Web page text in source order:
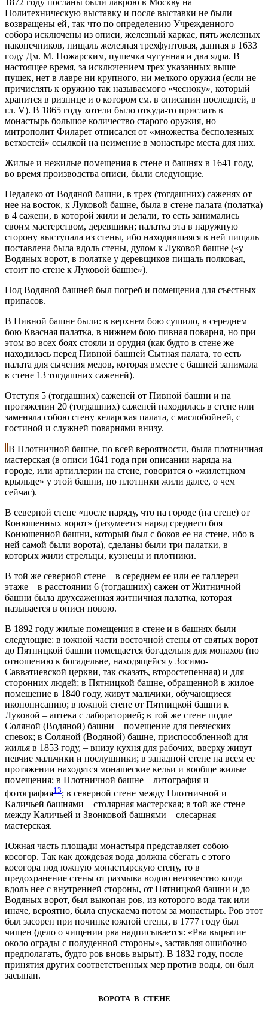
1872 году посланы были лаврою в Москву на
Политехническую выставку и после выставки не были
возвращены ей, так что по определению Учрежденного
собора исключены из описи, железный каркас, пять железных
наконечников, пищаль железная трехфунтовая, данная в 1633
году Дм. М. Пожарским, пушечка чугунная и два ядра. В
настоящее время, за исключением трех указанных выше
пушек, нет в лавре ни крупного, ни мелкого оружия (если не
причислять к оружию так называемого «чесноку», который
хранится в ризнице и о котором см. в описании последней, в
гл. V). В 1865 году хотели было откуда-то прислать в
монастырь большое количество старого оружия, но
митрополит Филарет отписался от «множества бесполезных
ветхостей» ссылкой на неимение в монастыре места для них.
Жилые и нежилые помещения в стене и башнях в 1641 году,
во время производства описи, были следующие.
Недалеко от Водяной башни, в трех (тогдашних) саженях от
нее на восток, к Луковой башне, была в стене палата (полатка)
в 4 сажени, в которой жили и делали, то есть занимались
своим мастерством, деревщики; палатка эта в наружную
сторону выступала из стены, ибо находившаяся в ней пищаль
поставлена была вдоль стены, дулом к Луковой башне («у
Водяных ворот, в полатке у деревщиков пищаль полковая,
стоит по стене к Луковой башне»).
Под Водяной башней был погреб и помещения для съестных
припасов.
В Пивной башне были: в верхнем бою сушило, в середнем
бою Квасная палатка, в нижнем бою пивная поварня, но при
этом во всех боях стояли и орудия (как будто в стене же
находилась перед Пивной башней Сытная палата, то есть
палата для сычения медов, которая вместе с башней занимала
в стене 13 тогдашних саженей).
Отступя 5 (тогдашних) саженей от Пивной башни и на
протяжении 20 (тогдашних) саженей находилась в стене или
заменяла собою стену келарская палата, с маслобойней, с
гостиной и служней поварнями внизу.
В Плотничной башне, по всей вероятности, была плотничная
мастерская (в описи 1641 года при описании наряда на
городе, или артиллерии на стене, говорится о «жилетцком
крыльце» у этой башни, но плотники жили далее, о чем
сейчас).
В северной стене «после наряду, что на городе (на стене) от
Конюшенных ворот» (разумеется наряд среднего боя
Конюшенной башни, который был с боков ее на стене, ибо в
ней самой были ворота), сделаны были три палатки, в
которых жили стрельцы, кузнецы и плотники.
В той же северной стене – в середнем ее или ее галлереи
этаже – в расстоянии 6 (тогдашних) сажен от Житничной
башни была двухсаженная житничная палатка, которая
называется в описи новою.
В 1892 году жилые помещения в стене и в башнях были
следующие: в южной части восточной стены от святых ворот
до Пятницкой башни помещается богадельня для монахов (по
отношению к богадельне, находящейся у Зосимо-
Савватиевской церкви, так сказать, второстепенная) и для
сторонних людей; в Пятницкой башне, обращенной в жилое
помещение в 1840 году, живут мальчики, обучающиеся
иконописанию; в южной стене от Пятницкой башни к
Луковой – аптека с лабораторией; в той же стене подле
Соляной (Водяной) башни – помещение для певческих
спевок; в Соляной (Водяной) башне, приспособленной для
жилья в 1853 году, – внизу кухня для рабочих, вверху живут
певчие мальчики и послушники; в западной стене на всем ее
протяжении находятся монашеские кельи и вообще жилые
помещения; в Плотничной башне – литография и
фотография13; в северной стене между Плотничной и
Каличьей башнями – столярная мастерская; в той же стене
между Каличьей и Звонковой башнями – слесарная
мастерская.
Южная часть площади монастыря представляет собою
косогор. Так как дождевая вода должна сбегать с этого
косогора под южную монастырскую стену, то в
предохранение стены от размыва водою неизвестно когда
вдоль нее с внутренней стороны, от Пятницкой башни и до
Водяных ворот, был выкопан ров, из которого вода так или
иначе, вероятно, была спускаема потом за монастырь. Ров этот
был засорен при починке южной стены, в 1777 году был
чищен (дело о чищении рва надписывается: «Рва вырытие
около ограды с полуденной стороны», заставляя ошибочно
предполагать, будто ров вновь вырыт). В 1832 году, после
принятия других соответственных мер против воды, он был
засыпан.
ВОРОТА В СТЕНЕ